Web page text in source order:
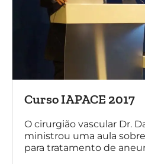
Curso IAPACE 2017
O cirurgião vascular Dr.
ministrou uma aula
para tratamento de